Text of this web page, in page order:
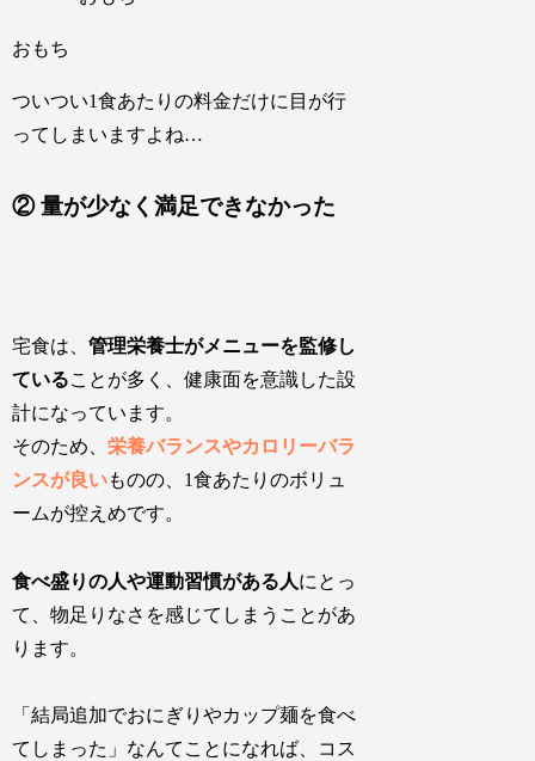
おもち
ついつい1食あたりの料金だけに目が行
ってしまいますよね…
② 量が少なく満足できなかった
宅食は、管理栄養士がメニューを監修し
ていることが多く、健康面を意識した設
計になっています。
そのため、栄養バランスやカロリーバラ
ンスが良いものの、 1食あたりのボリュ
ームが控えめです。
食べ盛りの人や運動習慣がある人にとっ
て、物足りなさを感じてしまうことがあ
ります。
「結局追加でおにぎりやカップ麺を食べ
てしまった」なんてことになれば、コス